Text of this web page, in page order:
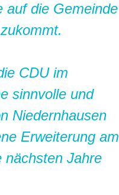
auf die Gemeinde
CDU im
sinnvolle und
Niedernhausen
Erweiterung am
nächsten Jahre